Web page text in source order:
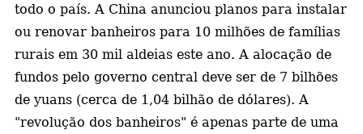
todo o país. A China anunciou planos para instalar
ou renovar banheiros para 10 milhões de famílias
rurais em 30 mil aldeias este ano. A alocação de
fundos pelo governo central deve ser de 7 bilhões
de yuans (cerca de 1,04 bilhão de dólares). A
"revolução dos banheiros" é apenas parte de uma